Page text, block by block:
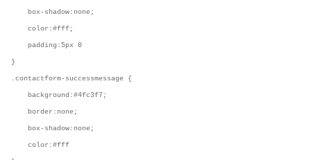
box-shadow:none;
color:#fff;
padding:5px 0
}
.contactform-successmessage {
background:#4fc3f7;
border:none;
box-shadow:none;
color:#fff